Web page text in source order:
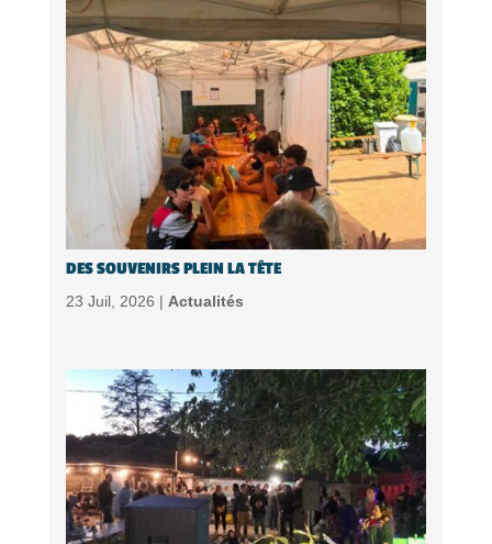
DES SOUVENIRS PLEIN LA TÊTE
23 Juil, 2026 | Actualités